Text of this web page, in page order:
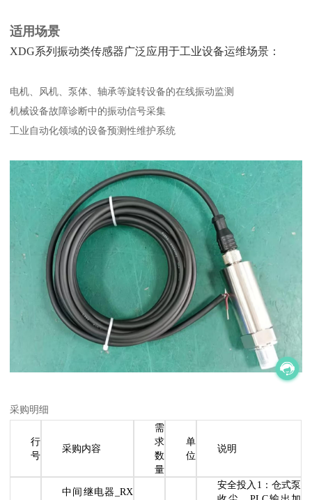
适用场景
XDG系列振动类传感器广泛应用于工业设备运维场景：
电机、风机、泵体、轴承等旋转设备的在线振动监测
机械设备故障诊断中的振动信号采集
工业自动化领域的设备预测性维护系统
采购明细
行
号
采购内容
需
求
数
量
单
位
说明
中间继电器_RX
安全投入1：仓式泵